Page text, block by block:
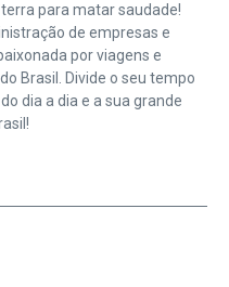
para matar saudade!
de empresas e
por viagens e
Brasil. Divide o seu tempo
dia a dia e a sua grande